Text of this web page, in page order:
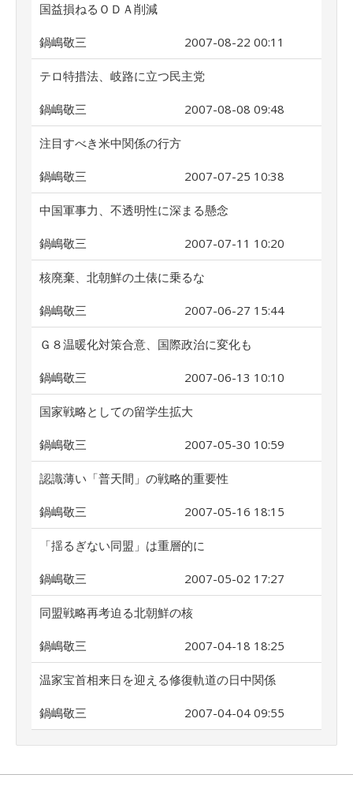
国益損ねるＯＤＡ削減
鍋嶋敬三 2007-08-22 00:11
テロ特措法、岐路に立つ民主党
鍋嶋敬三 2007-08-08 09:48
注目すべき米中関係の行方
鍋嶋敬三 2007-07-25 10:38
中国軍事力、不透明性に深まる懸念
鍋嶋敬三 2007-07-11 10:20
核廃棄、北朝鮮の土俵に乗るな
鍋嶋敬三 2007-06-27 15:44
Ｇ８温暖化対策合意、国際政治に変化も
鍋嶋敬三 2007-06-13 10:10
国家戦略としての留学生拡大
鍋嶋敬三 2007-05-30 10:59
認識薄い「普天間」の戦略的重要性
鍋嶋敬三 2007-05-16 18:15
「揺るぎない同盟」は重層的に
鍋嶋敬三 2007-05-02 17:27
同盟戦略再考迫る北朝鮮の核
鍋嶋敬三 2007-04-18 18:25
温家宝首相来日を迎える修復軌道の日中関係
鍋嶋敬三 2007-04-04 09:55